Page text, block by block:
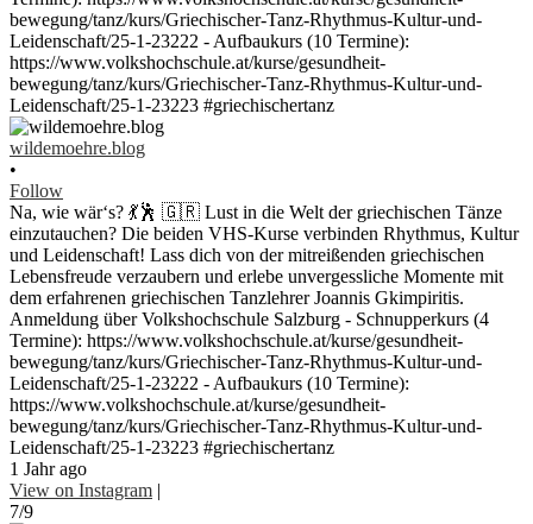
wildemoehre.blog
•
Follow
Na, wie wär‘s? 💃🕺 🇬🇷 Lust in die Welt der griechischen Tänze
einzutauchen? Die beiden VHS-Kurse verbinden Rhythmus, Kultur
und Leidenschaft! Lass dich von der mitreißenden griechischen
Lebensfreude verzaubern und erlebe unvergessliche Momente mit
dem erfahrenen griechischen Tanzlehrer Joannis Gkimpiritis.
Anmeldung über Volkshochschule Salzburg - Schnupperkurs (4
Termine): https://www.volkshochschule.at/kurse/gesundheit-
bewegung/tanz/kurs/Griechischer-Tanz-Rhythmus-Kultur-und-
Leidenschaft/25-1-23222 - Aufbaukurs (10 Termine):
https://www.volkshochschule.at/kurse/gesundheit-
bewegung/tanz/kurs/Griechischer-Tanz-Rhythmus-Kultur-und-
Leidenschaft/25-1-23223 #griechischertanz
1 Jahr ago
View on Instagram |
7/9